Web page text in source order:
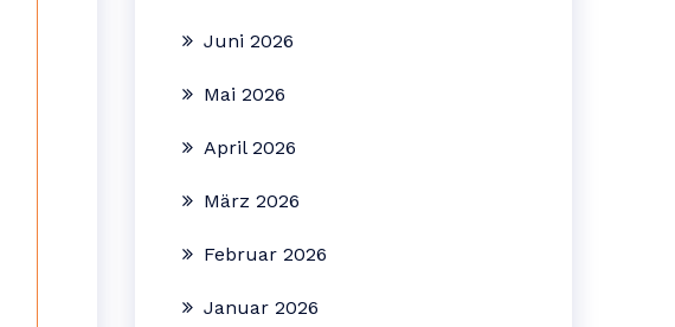
Juni 2026
Mai 2026
April 2026
März 2026
Februar 2026
Januar 2026